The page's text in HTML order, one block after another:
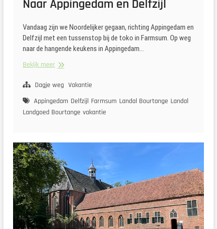
Naar Appingedam en Delfzijl
Vandaag zijn we Noordelijker gegaan, richting Appingedam en
Delfzijl met een tussenstop bij de toko in Farmsum. Op weg
naar de hangende keukens in Appingedam…
Bekijk meerNaar
en
Dagje weg Vakantie
Appingedam Delfzijl Farmsum Landal Bourtange Landal
Landgoed Bourtange vakantie